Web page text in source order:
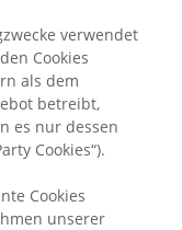
verwendet
Cookies
als dem
betreibt,
es nur dessen
Cookies“).
Cookies
unserer